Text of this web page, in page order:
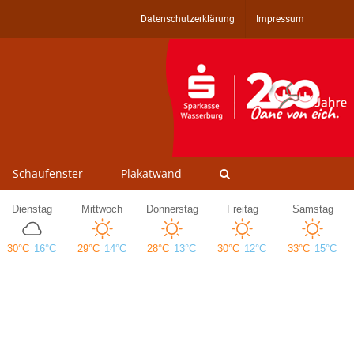
Datenschutzerklärung Impressum
Schaufenster Plakatwand